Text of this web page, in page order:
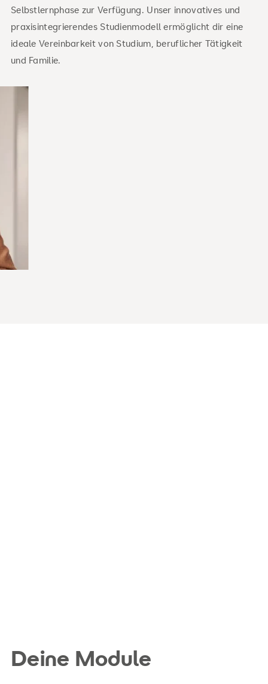
Selbstlernphase zur Verfügung. Unser innovatives und
praxisintegrierendes Studienmodell ermöglicht dir eine
ideale Vereinbarkeit von Studium, beruflicher Tätigkeit
und Familie.
Deine Module